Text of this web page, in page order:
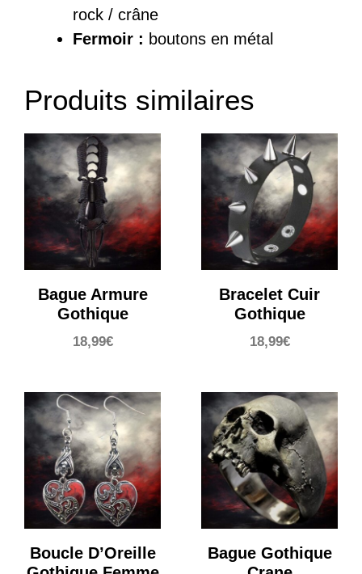
rock / crâne
Fermoir : boutons en métal
Produits similaires
Bague Armure
Gothique
18,99€
Bracelet Cuir
Gothique
18,99€
Boucle D’Oreille
Bague Gothique